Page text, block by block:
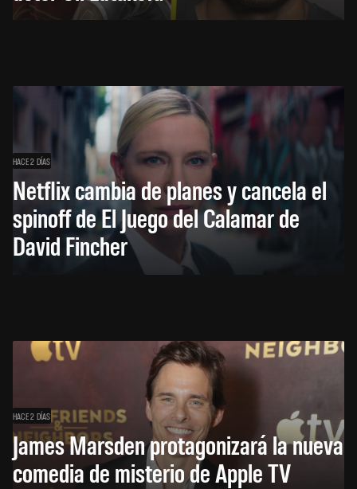
HACE 2 DÍAS
Netflix cambia de planes y cancela el
spinoff de El Juego del Calamar de
David Fincher
HACE 2 DÍAS
James Marsden protagonizará la nueva
comedia de misterio de Apple TV